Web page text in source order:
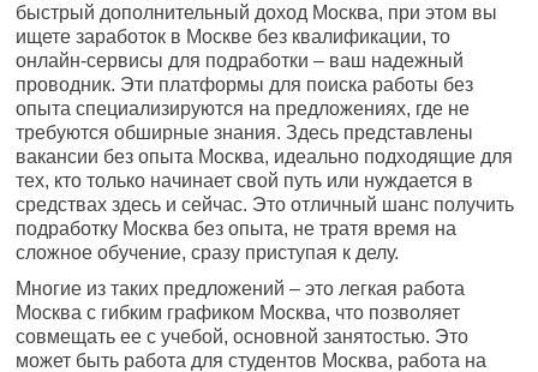
быстрый дополнительный доход Москва, при этом вы
ищете заработок в Москве без квалификации, то
онлайн-сервисы для подработки – ваш надежный
проводник. Эти платформы для поиска работы без
опыта специализируются на предложениях, где не
требуются обширные знания. Здесь представлены
вакансии без опыта Москва, идеально подходящие для
тех, кто только начинает свой путь или нуждается в
средствах здесь и сейчас. Это отличный шанс получить
подработку Москва без опыта, не тратя время на
сложное обучение, сразу приступая к делу.
Многие из таких предложений – это легкая работа
Москва с гибким графиком Москва, что позволяет
совмещать ее с учебой, основной занятостью. Это
может быть работа для студентов Москва, работа на